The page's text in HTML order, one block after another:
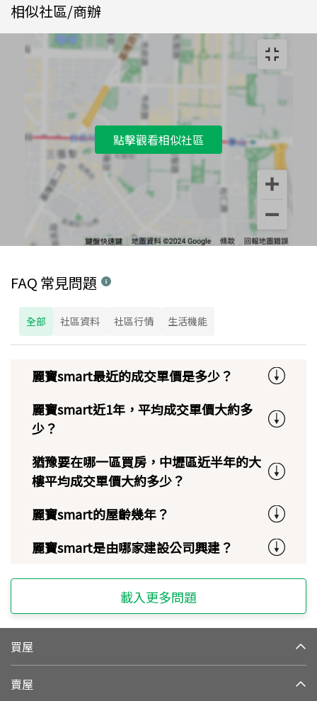
相似社區/商辦
點擊觀看相似社區
FAQ 常見問題
全部 社區資料 社區行情 生活機能
麗寶smart最近的成交單價是多少？
麗寶smart近1年，平均成交單價大約多
少？
猶豫要在哪一區買房，中壢區近半年的大
樓平均成交單價大約多少？
麗寶smart的屋齡幾年？
麗寶smart是由哪家建設公司興建？
載入更多問題
買屋
賣屋